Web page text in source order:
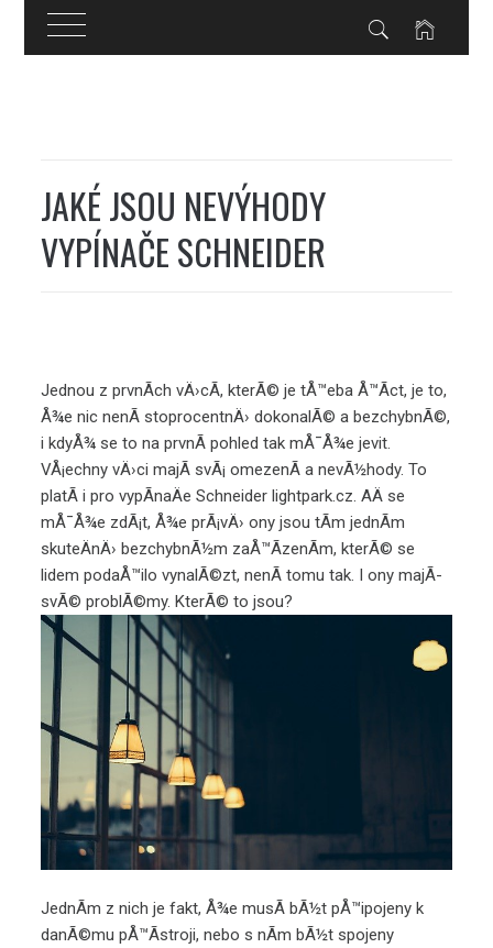
JAKÉ JSOU NEVÝHODY
VYPÍNAČE SCHNEIDER
Jednou z prvnÃ­ch vÄ›cÃ­, kterÃ© je tÅ™eba Å™Ã­ct, je to,
Å¾e nic nenÃ­ stoprocentnÄ› dokonalÃ© a bezchybnÃ©,
i kdyÅ¾ se to na prvnÃ­ pohled tak mÅ¯Å¾e jevit.
VÅ¡echny vÄ›ci majÃ­ svÃ¡ omezenÃ­ a nevÃ½hody. To
platÃ­ i provypÃ­naÄe Schneider lightpark.cz . AÄ se
mÅ¯Å¾e zdÃ¡t, Å¾e prÃ¡vÄ› ony jsou tÃ­m jednÃ­m
skuteÄnÄ› bezchybnÃ½m zaÅ™Ã­zenÃ­m, kterÃ© se
lidem podaÅ™ilo vynalÃ©zt, nenÃ­ tomu tak. I ony majÃ­
svÃ© problÃ©my. KterÃ© to jsou?
JednÃ­m z nich je fakt, Å¾e musÃ­ bÃ½t pÅ™ipojeny k
danÃ©mu pÅ™Ã­stroji, nebo s nÃ­m bÃ½t spojeny